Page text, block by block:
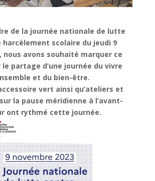
de la journée nationale de lutte
harcèlement scolaire du jeudi 9
nous avons souhaité marquer ce
partage d’une journée du vivre
et du bien-être.
vert ainsi qu’ateliers et
la pause méridienne à l’avant-
ont rythmé cette journée.